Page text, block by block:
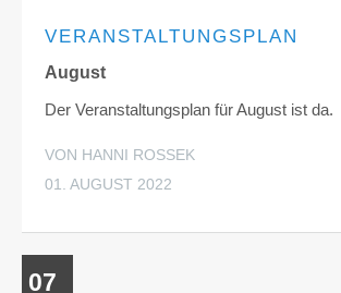
VERANSTALTUNGSPLAN
August
Der Veranstaltungsplan für August ist da.
VON HANNI ROSSEK
01. AUGUST 2022
07